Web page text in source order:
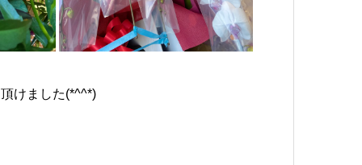
けました(*^^*)